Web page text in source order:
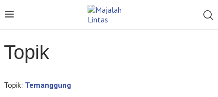
Topik
Topik: Temanggung